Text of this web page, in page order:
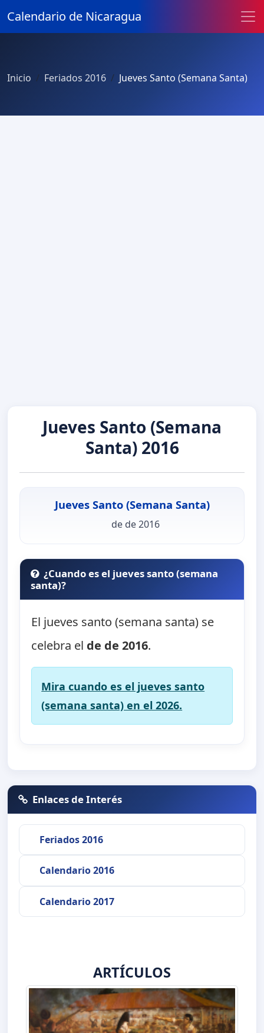
Calendario de Nicaragua
Inicio Feriados 2016 Jueves Santo (Semana Santa)
Jueves Santo (Semana
Santa) 2016
Jueves Santo (Semana Santa)
de de 2016
¿Cuando es el jueves santo (semana
santa)?
El jueves santo (semana santa) se
celebra el de de 2016.
Mira cuando es el jueves santo
(semana santa) en el 2026.
Enlaces de Interés
Feriados 2016
Calendario 2016
Calendario 2017
ARTÍCULOS